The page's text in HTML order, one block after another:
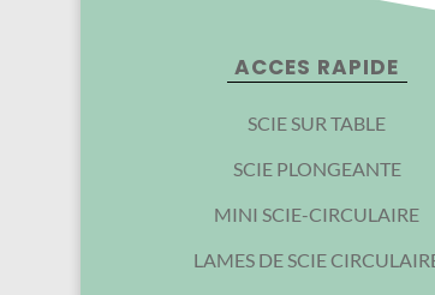
ACCES RAPIDE
SCIE SUR TABLE
SCIE PLONGEANTE
MINI SCIE-CIRCULAIRE
LAMES DE SCIE